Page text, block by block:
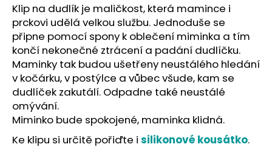
Klip na dudlík je maličkost, která mamince i
prckovi udělá velkou službu. Jednoduše se
připne pomocí spony k oblečení miminka a tím
končí nekonečné ztrácení a padání dudlíčku.
Maminky tak budou ušetřeny neustálého hledání
v kočárku, v postýlce a vůbec všude, kam se
dudlíček zakutálí. Odpadne také neustálé
omývání.
Miminko bude spokojené, maminka klidná.
Ke klipu si určitě pořiďte i silikonové kousátko.
D
o
p
o
r
u
č
u